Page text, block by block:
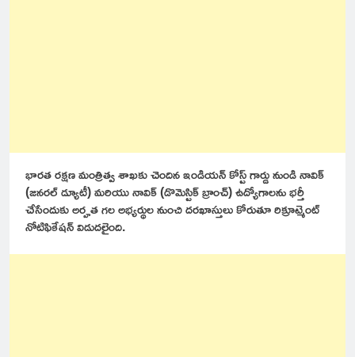
భారత రక్షణ మంత్రిత్వ శాఖకు చెందిన ఇండియన్ కోస్ట్ గార్డు నుండి నావిక్
(జనరల్ డ్యూటీ) మరియు నావిక్ (డొమెస్టిక్ బ్రాంచ్) ఉద్యోగాలను భర్తీ
చేసేందుకు అర్హత గల అభ్యర్థుల నుంచి దరఖాస్తులు కోరుతూ రిక్రూట్మెంట్
నోటిఫికేషన్ విడుదలైంది.